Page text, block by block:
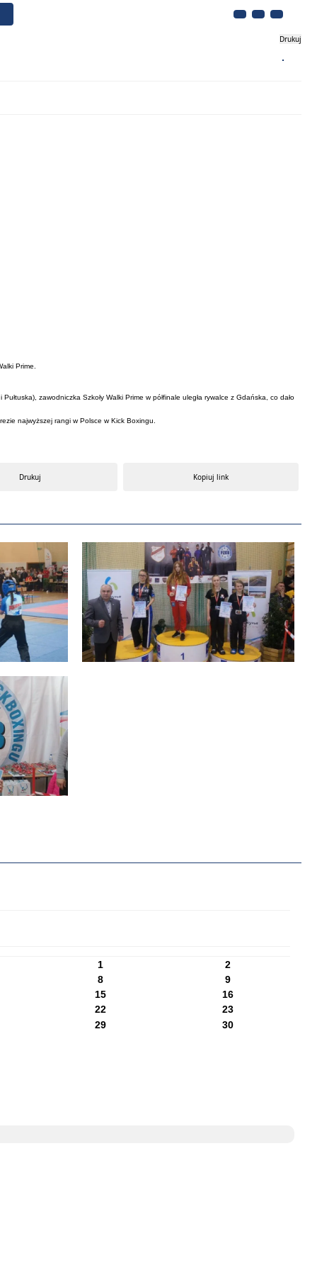
Drukuj
Prime.
zawodniczka Szkoły Walki Prime w półfinale uległa rywalce z Gdańska, co dało
najwyższej rangi w Polsce w Kick Boxingu.
Drukuj Kopiuj link
1
2
8
9
15
16
22
23
29
30